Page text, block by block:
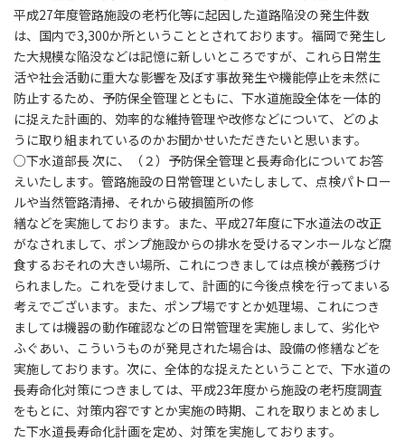
平成27年度管路施設の老朽化等に起因した道路陥没の発生件数
は、国内で3,300か所ということとされております。福岡で発生し
た大規模な陥没などは記憶に新しいところですが、これら日常生
活や社会活動に重大な影響を及ぼす事故発生や機能停止を未然に
防止するため、予防保全管理とともに、下水道施設全体を一体的
に捉えた計画的、効率的な維持管理や改修などについて、どのよ
うに取り組まれているのかお聞かせいただきたいと思います。
○下水道部長 次に、（２）予防保全管理と長寿命化についてお答
えいたします。管路施設の日常管理といたしまして、点検パトロー
ルや当然管路清掃、それから破損箇所の修
繕などを実施しております。また、平成27年度に下水道法の改正
がなされまして、ポンプ施設からの排水を受けるマンホールなど腐
食するおそれの大きい場所、これにつきましては点検が義務づけ
られました。これを受けまして、計画的に今後点検を行ってまいる
考えでございます。また、ポンプ場ですとか処理場、これにつき
ましては機器の動作確認などの日常管理を実施しまして、劣化や
ふぐあい、こういうものが発見された場合は、設備の修繕などを
実施しております。次に、全体的な捉えたということで、下水道の
長寿命化対策につきましては、平成23年度から施設の老朽度調査
をもとに、対策内容ですとか実施の時期、これを取りまとめまし
た下水道長寿命化計画を定め、対策を実施しております。